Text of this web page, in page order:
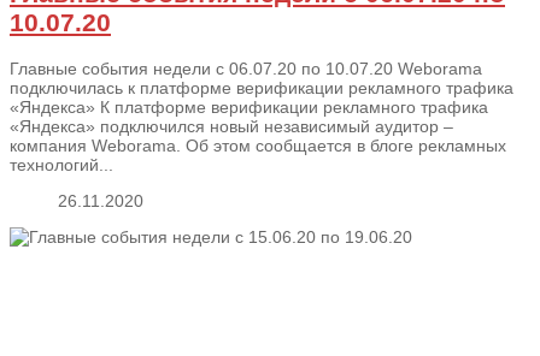
10.07.20
Главные события недели с 06.07.20 по 10.07.20 Weborama
подключилась к платформе верификации рекламного трафика
«Яндекса» К платформе верификации рекламного трафика
«Яндекса» подключился новый независимый аудитор –
компания Weborama. Об этом сообщается в блоге рекламных
технологий...
26.11.2020